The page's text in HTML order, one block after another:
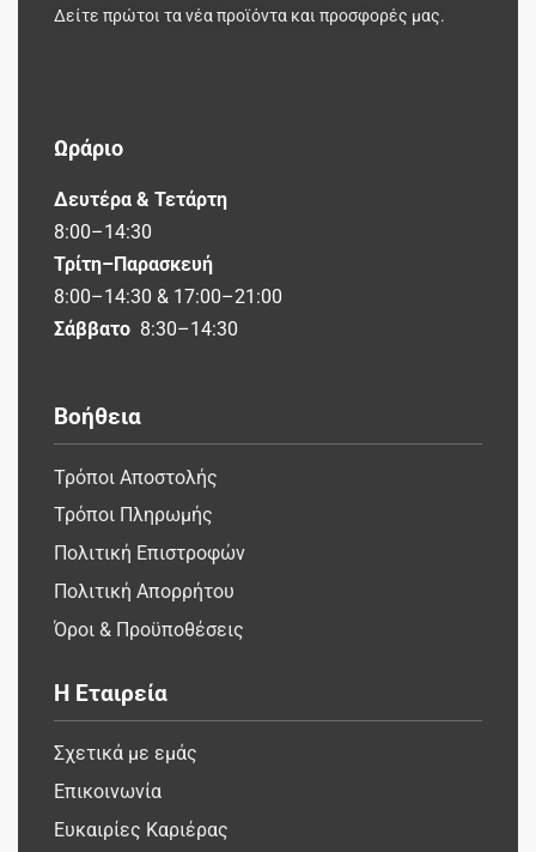
Δείτε πρώτοι τα νέα προϊόντα και προσφορές μας.
Ωράριο
Δευτέρα & Τετάρτη
8:00–14:30
Τρίτη–Παρασκευή
8:00–14:30 & 17:00–21:00
Σάββατο 8:30–14:30
Βοήθεια
Τρόποι Αποστολής
Τρόποι Πληρωμής
Πολιτική Επιστροφών
Πολιτική Απορρήτου
Όροι & Προϋποθέσεις
Η Εταιρεία
Σχετικά με εμάς
Επικοινωνία
Ευκαιρίες Καριέρας